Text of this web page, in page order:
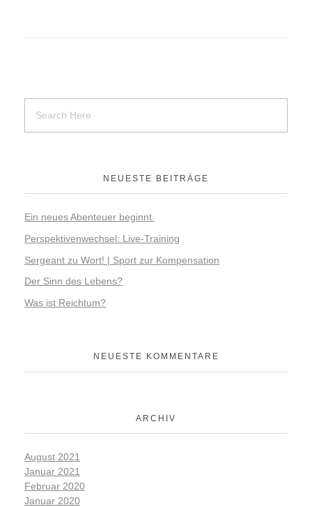
NEUESTE BEITRÄGE
Ein neues Abenteuer beginnt.
Perspektivenwechsel: Live-Training
Sergeant zu Wort! | Sport zur Kompensation
Der Sinn des Lebens?
Was ist Reichtum?
NEUESTE KOMMENTARE
ARCHIV
August 2021
Januar 2021
Februar 2020
Januar 2020